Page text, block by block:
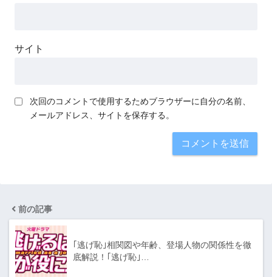
サイト
次回のコメントで使用するためブラウザーに自分の名前、
メールアドレス、サイトを保存する。
前の記事
｢逃げ恥｣相関図や年齢、登場人物の関係性を徹
底解説！｢逃げ恥｣…